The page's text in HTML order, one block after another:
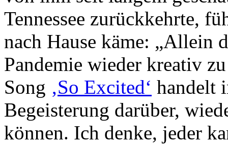
Tennessee zurückkehrte,
nach Hause käme: „Allein
Pandemie wieder kreativ
Song ‚So Excited‘ handelt
Begeisterung darüber,
können. Ich denke, jeder